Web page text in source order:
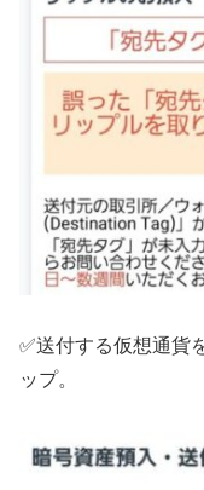
✅送付する仮想通貨
ップ。